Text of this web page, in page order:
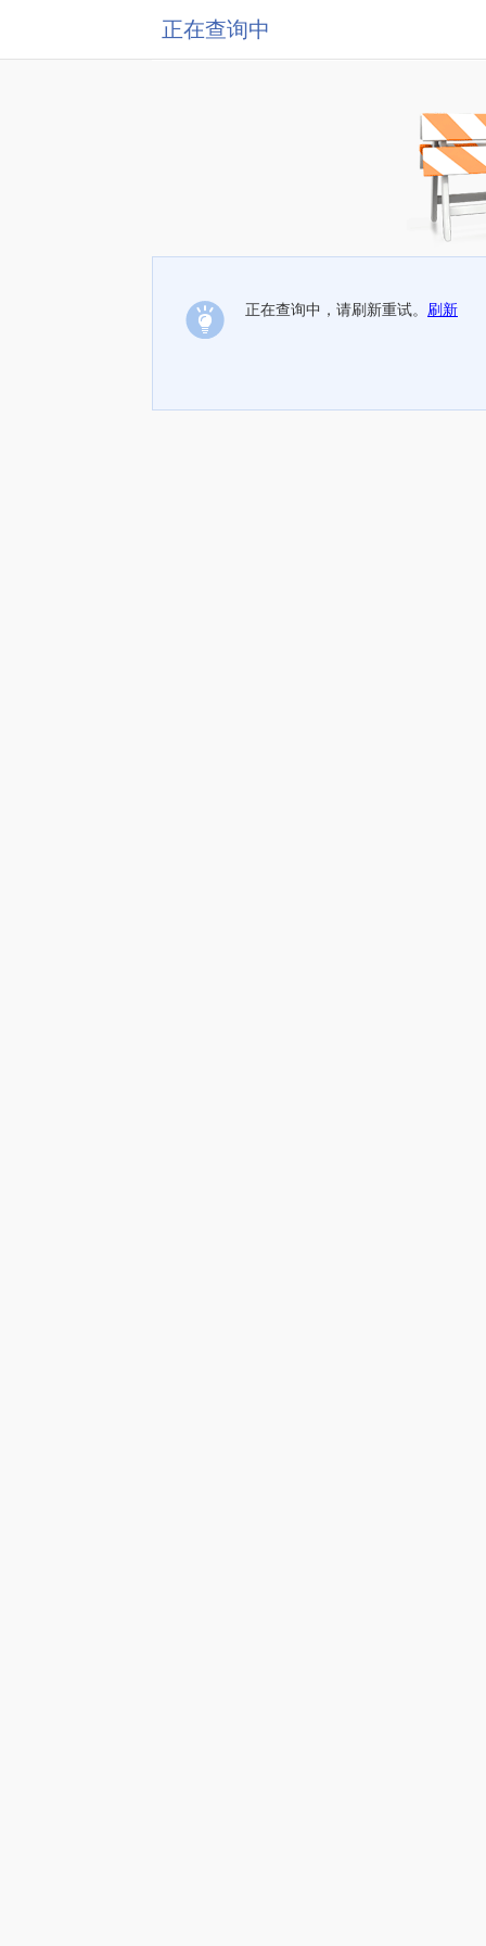
正在查询中
正在查询中，请刷新重试。 刷新